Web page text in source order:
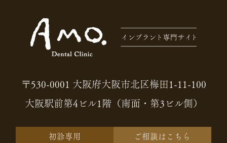
〒530-0001 大阪府大阪市北区梅田1-11-100
大阪駅前第4ビル1階（南面・第3ビル側）
初診専用 ご相談はこちら